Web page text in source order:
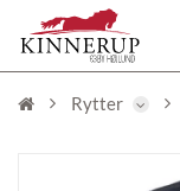
Rytter